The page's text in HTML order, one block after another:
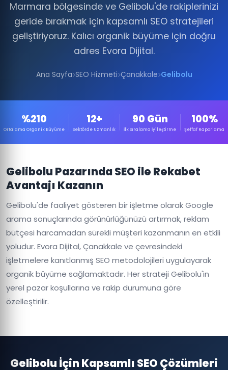
Marmara bölgesinde ve Gelibolu'de rakiplerinizi
geride bırakmak için kapsamlı SEO stratejileri
geliştiriyoruz. Kalıcı organik büyüme için doğru
adres Evora Dijital.
Ana Sayfa SEO Hizmeti Çanakkale Gelibolu
%210
Ortalama Organik Büyüme
12+
Sektörde Uzmanlık
90 Gün
İlk Sıralama İyileştirme
100%
Şeffaf Raporlama
Gelibolu Pazarında SEO ile Rekabet
Avantajı Kazanın
Gelibolu'de faaliyet gösteren bir işletme olarak Google
arama sonuçlarında görünürlüğünüzü artırmak, reklam
bütçesi harcamadan sürekli müşteri kazanmanın en etkili
yoludur. Evora Dijital, Çanakkale ve çevresindeki
işletmelere kanıtlanmış SEO metodolojileri uygulayarak
organik büyüme sağlamaktadır. Her strateji Gelibolu'in
yerel pazar koşullarına ve rakip durumuna göre
özelleştirilir.
Gelibolu İçin Kapsamlı SEO Çözümleri